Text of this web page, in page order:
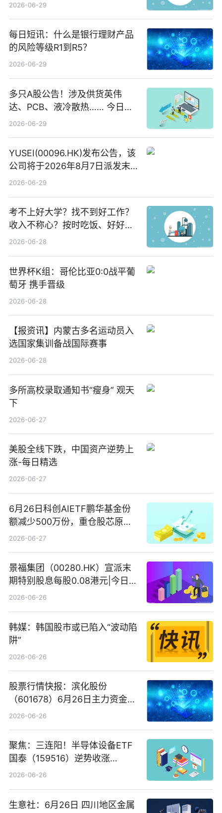
2026-06-29
每日短讯：什么是银行理财产品
的风险等级R1到R5？
2026-06-29
多只A股公告！涉及供货英伟
达、PCB、液冷散热…… 今日快
讯
2026-06-29
YUSEI(00096.HK)发布公告，该
公司将于2026年8月7日派发末
期股息每股人民币0.013元 每日
2026-06-29
考不上好大学？找不到好工作？
收入不称心？按时吃饭、好好睡
觉
2026-06-28
世界杯K组：哥伦比亚0:0战平葡
萄牙 携手晋级
2026-06-28
【报资讯】内蒙古多名运动员入
选国家集训备战国际赛事
2026-06-28
多所高校录取通知书“瘦身” 观天
下
2026-06-27
美股全线下跌，中国资产逆势上
涨-每日精选
2026-06-27
6月26日科创AIETF鹏华基金份
额减少500万份，重仓股芯原股
份、寒武纪、澜起科技 观速讯
2026-06-27
景福集团（00280.HK）宣派末
期特别股息每股0.08港元|今日快
看
2026-06-26
韩媒：韩国股市或已陷入“波动陷
阱”
2026-06-26
股票行情快报：滨化股份
（601678）6月26日主力资金净
卖出5964.34万元
2026-06-26
聚焦：三连阳！半导体设备ETF
国泰（159516）逆势收涨
3.5%，近10日累计净流入超65
2026-06-26
生意社：6月26日 四川地区金属